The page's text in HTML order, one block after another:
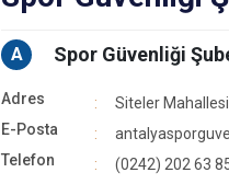
A Spor Güvenliği
Adres
Siteler
E-Posta
Telefon
(0242) 202 63